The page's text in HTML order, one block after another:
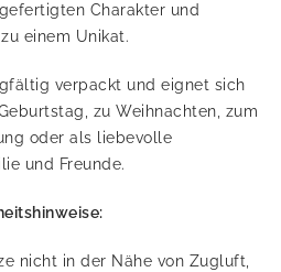
Charakter und
einem Unikat.
verpackt und eignet sich
zu Weihnachten, zum
oder als liebevolle
und Freunde.
nicht in der Nähe von Zugluft,